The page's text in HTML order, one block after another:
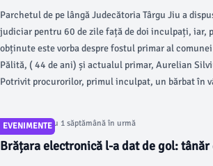
privind acte de proprietate! Vezi
Parchetul de pe lângă Judecătoria Târgu Jiu a
judiciar pentru 60 de zile față de doi inculpați,
obținute este vorba despre fostul primar al
Pălită, ( 44 de ani) și actualul primar, Aurelian
Potrivit procurorilor, primul inculpat, un bărbat în
EVENIMENTE
Articol postat cu 1 săptămână în urmă
Brățara electronică l-a dat de gol: